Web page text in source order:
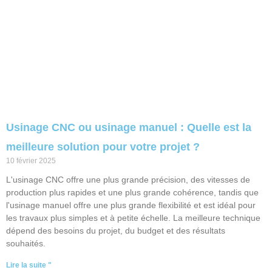
Usinage CNC ou usinage manuel : Quelle est la
meilleure solution pour votre projet ?
10 février 2025
L'usinage CNC offre une plus grande précision, des vitesses de
production plus rapides et une plus grande cohérence, tandis que
l'usinage manuel offre une plus grande flexibilité et est idéal pour
les travaux plus simples et à petite échelle. La meilleure technique
dépend des besoins du projet, du budget et des résultats
souhaités.
Lire la suite "